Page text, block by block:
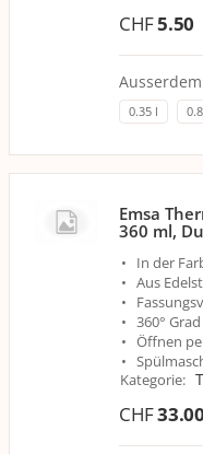
CHF5.50
0.35 l
Emsa
360 ml,
In der
Aus
360°
Öffnen
Kategorie:
CHF33.00